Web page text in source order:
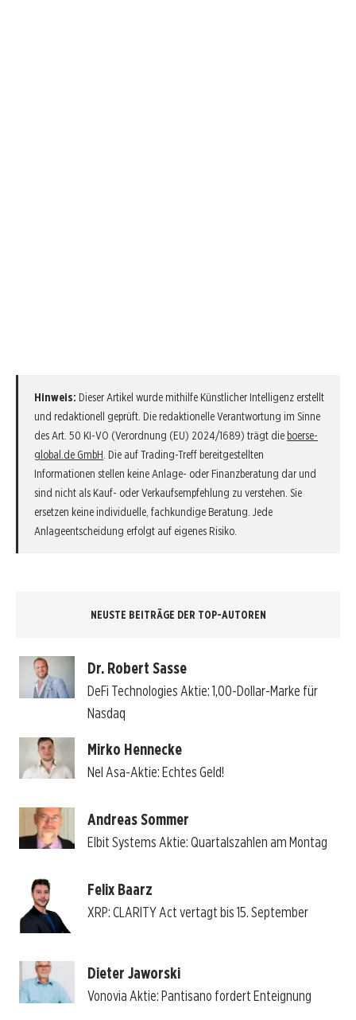
Hinweis: Dieser Artikel wurde mithilfe Künstlicher Intelligenz erstellt
und redaktionell geprüft. Die redaktionelle Verantwortung im Sinne
des Art. 50 KI-VO (Verordnung (EU) 2024/1689) trägt die boerse-
global.de GmbH . Die auf Trading-Treff bereitgestellten
Informationen stellen keine Anlage- oder Finanzberatung dar und
sind nicht als Kauf- oder Verkaufsempfehlung zu verstehen. Sie
ersetzen keine individuelle, fachkundige Beratung. Jede
Anlageentscheidung erfolgt auf eigenes Risiko.
NEUSTE BEITRÄGE DER TOP-AUTOREN
Dr. Robert Sasse
DeFi Technologies Aktie: 1,00-Dollar-Marke für
Nasdaq
Mirko Hennecke
Nel Asa-Aktie: Echtes Geld!
Andreas Sommer
Elbit Systems Aktie: Quartalszahlen am Montag
Felix Baarz
XRP: CLARITY Act vertagt bis 15. September
Dieter Jaworski
Vonovia Aktie: Pantisano fordert Enteignung